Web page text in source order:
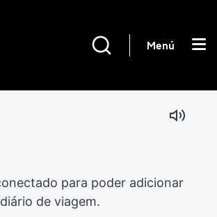
Menú
para poder adicionar
de viagem.